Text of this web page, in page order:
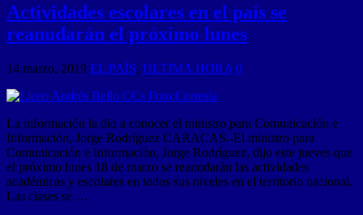
Actividades escolares en el país se
reanudarán el próximo lunes
14 marzo, 2019 EL PAÍS, ULTIMA HORA 0
La información la dio a conocer el ministro para Comunicación e
Información, Jorge Rodríguez CARACAS.-El ministro para
Comunicación e Información, Jorge Rodríguez, dijo este jueves que
el próximo lunes 18 de marzo se reanudarán las actividades
académicas y escolares en todos sus niveles en el territorio nacional.
Las clases se …